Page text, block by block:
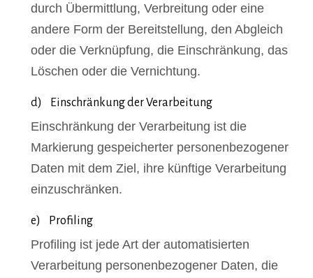
durch Übermittlung, Verbreitung oder eine
andere Form der Bereitstellung, den Abgleich
oder die Verknüpfung, die Einschränkung, das
Löschen oder die Vernichtung.
d) Einschränkung der Verarbeitung
Einschränkung der Verarbeitung ist die
Markierung gespeicherter personenbezogener
Daten mit dem Ziel, ihre künftige Verarbeitung
einzuschränken.
e) Profiling
Profiling ist jede Art der automatisierten
Verarbeitung personenbezogener Daten, die